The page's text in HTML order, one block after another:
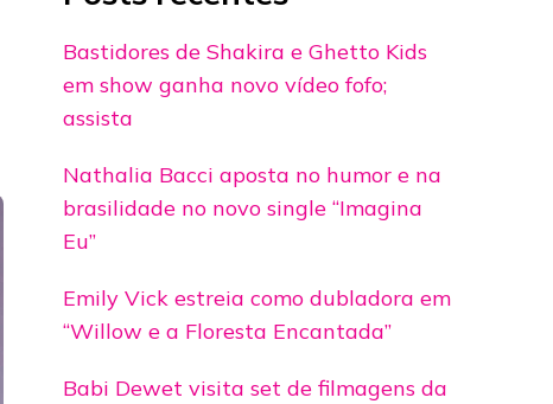
Bastidores de Shakira e Ghetto Kids
em show ganha novo vídeo fofo;
assista
Nathalia Bacci aposta no humor e na
brasilidade no novo single “Imagina
Eu”
Emily Vick estreia como dubladora em
“Willow e a Floresta Encantada”
Babi Dewet visita set de filmagens da